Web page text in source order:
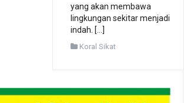
yang akan membawa
lingkungan sekitar menjadi
indah. […]
Koral Sikat